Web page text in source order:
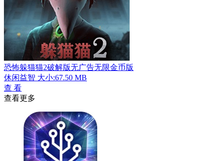
恐怖躲猫猫2破解版无广告无限金币版
休闲益智 大小:67.50 MB
查 看
查看更多